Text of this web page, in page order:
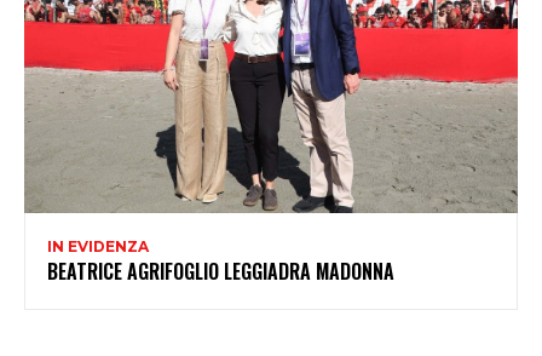
IN EVIDENZA
BEATRICE AGRIFOGLIO LEGGIADRA MADONNA